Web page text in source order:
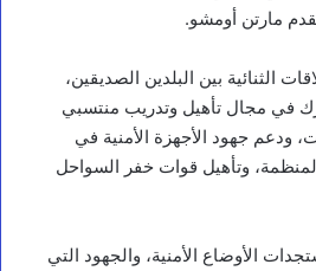
مارتن أومشو.
الثنائية بين البلدين الصديقين،
في مجال تأهيل وتدريب منتسبي
ودعم جهود الأجهزة الأمنية في
وتأهيل قوات خفر السواحل
الأوضاع الأمنية، والجهود التي